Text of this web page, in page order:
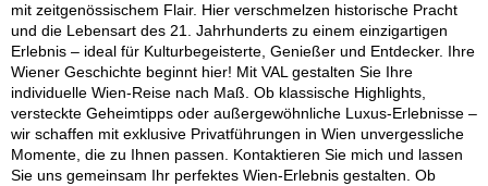
mit zeitgenössischem Flair. Hier verschmelzen historische Pracht
und die Lebensart des 21. Jahrhunderts zu einem einzigartigen
Erlebnis – ideal für Kulturbegeisterte, Genießer und Entdecker. Ihre
Wiener Geschichte beginnt hier! Mit VAL gestalten Sie Ihre
individuelle Wien-Reise nach Maß. Ob klassische Highlights,
versteckte Geheimtipps oder außergewöhnliche Luxus-Erlebnisse –
wir schaffen mit exklusive Privatführungen in Wien unvergessliche
Momente, die zu Ihnen passen. Kontaktieren Sie mich und lassen
Sie uns gemeinsam Ihr perfektes Wien-Erlebnis gestalten. Ob